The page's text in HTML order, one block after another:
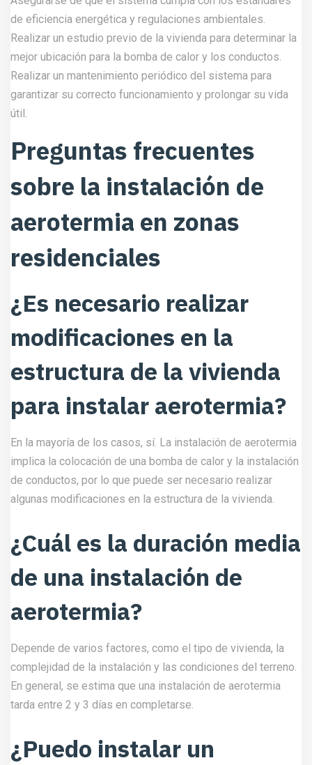
de eficiencia energética y regulaciones ambientales.
Realizar un estudio previo de la vivienda para determinar la
mejor ubicación para la bomba de calor y los conductos.
Realizar un mantenimiento periódico del sistema para
garantizar su correcto funcionamiento y prolongar su vida
útil.
Preguntas frecuentes
sobre la instalación de
aerotermia en zonas
residenciales
¿Es necesario realizar
modificaciones en la
estructura de la vivienda
para instalar aerotermia?
En la mayoría de los casos, sí. La instalación de aerotermia
implica la colocación de una bomba de calor y la instalación
de conductos, por lo que puede ser necesario realizar
algunas modificaciones en la estructura de la vivienda.
¿Cuál es la duración media
de una instalación de
aerotermia?
Depende de varios factores, como el tipo de vivienda, la
complejidad de la instalación y las condiciones del terreno.
En general, se estima que una instalación de aerotermia
tarda entre 2 y 3 días en completarse.
¿Puedo instalar un